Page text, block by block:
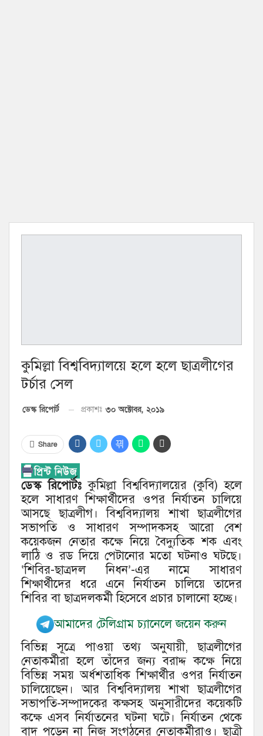
কুমিল্লা বিশ্ববিদ্যালয়ে হলে হলে ছাত্রলীগের
টর্চার সেল
ডেস্ক রিপোর্ট প্রকাশঃ ৩০ অক্টোবর, ২০১৯
Share
ডেস্ক রিপোর্টঃ কুমিল্লা বিশ্ববিদ্যালয়ের (কুবি) হলে
হলে সাধারণ শিক্ষার্থীদের ওপর নির্যাতন চালিয়ে
আসছে ছাত্রলীগ। বিশ্ববিদ্যালয় শাখা ছাত্রলীগের
সভাপতি ও সাধারণ সম্পাদকসহ আরো বেশ
কয়েকজন নেতার কক্ষে নিয়ে বৈদ্যুতিক শক এবং
লাঠি ও রড দিয়ে পেটানোর মতো ঘটনাও ঘটছে।
‘শিবির-ছাত্রদল নিধন’-এর নামে সাধারণ
শিক্ষার্থীদের ধরে এনে নির্যাতন চালিয়ে তাদের
শিবির বা ছাত্রদলকর্মী হিসেবে প্রচার চালানো হচ্ছে।
আমাদের টেলিগ্রাম চ্যানেলে জয়েন করুন
বিভিন্ন সূত্রে পাওয়া তথ্য অনুযায়ী, ছাত্রলীগের
নেতাকর্মীরা হলে তাঁদের জন্য বরাদ্দ কক্ষে নিয়ে
বিভিন্ন সময় অর্ধশতাধিক শিক্ষার্থীর ওপর নির্যাতন
চালিয়েছেন। আর বিশ্ববিদ্যালয় শাখা ছাত্রলীগের
সভাপতি-সম্পাদকের কক্ষসহ অনুসারীদের কয়েকটি
কক্ষে এসব নির্যাতনের ঘটনা ঘটে। নির্যাতন থেকে
বাদ পড়েন না নিজ সংগঠনের নেতাকর্মীরাও। ছাত্রী